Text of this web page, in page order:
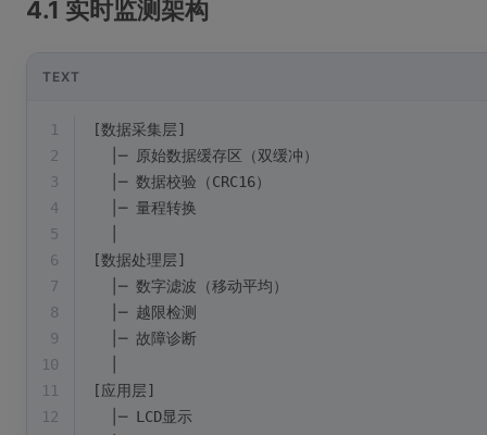
4.1 实时监测架构
TEXT
1
[数据采集层]
2
  │─ 原始数据缓存区（双缓冲）
3
  │─ 数据校验（CRC16）
4
  │─ 量程转换
5
6
[数据处理层]
7
  │─ 数字滤波（移动平均）
8
  │─ 越限检测
9
  │─ 故障诊断
10
11
[应用层]
12
  │─ LCD显示